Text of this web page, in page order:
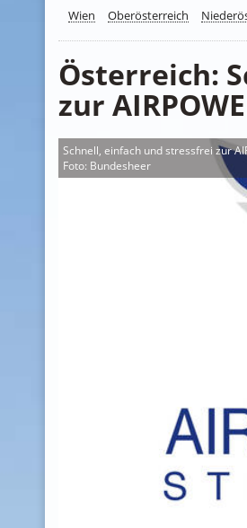
Wien Oberösterreich
Österreich:
zur
Schnell, einfach und stressfrei zur
Foto: Bundesheer